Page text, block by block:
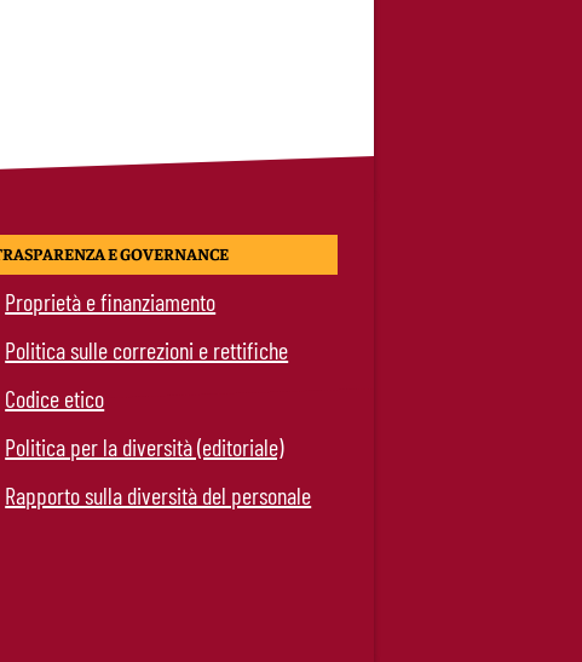
E GOVERNANCE
Proprietà e finanziamento
Politica sulle correzioni e rettifiche
Codice etico
Politica per la diversità (editoriale)
Rapporto sulla diversità del personale